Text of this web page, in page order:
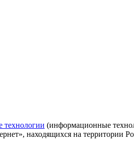
технологии (информационные
находящихся на территории